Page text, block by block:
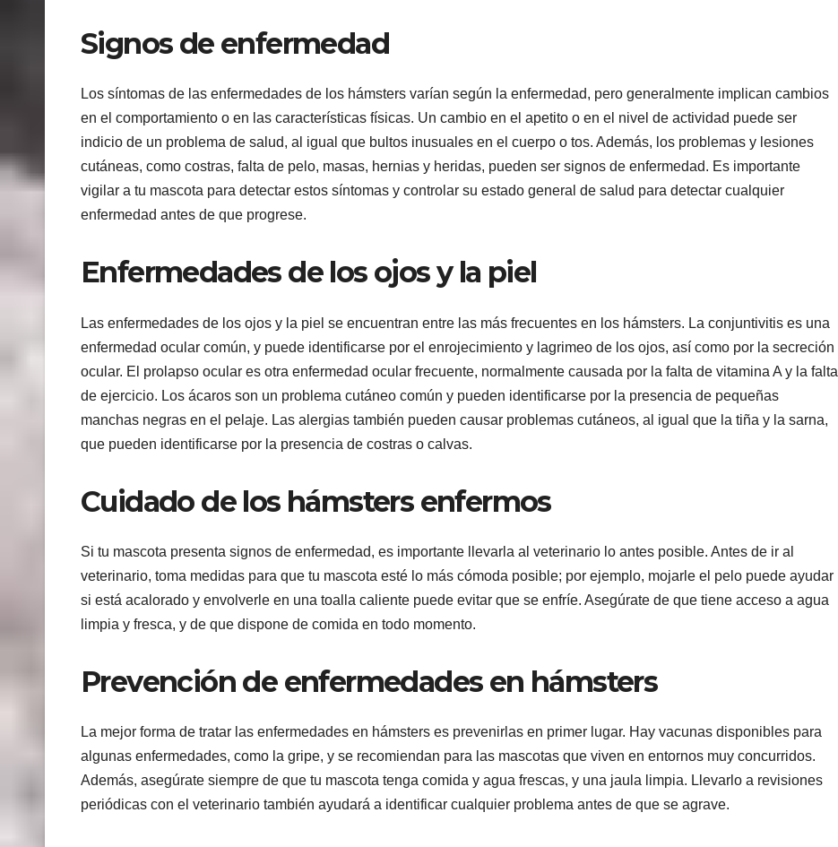
Signos de enfermedad
Los síntomas de las enfermedades de los hámsters varían según la enfermedad, pero generalmente implican cambios
en el comportamiento o en las características físicas. Un cambio en el apetito o en el nivel de actividad puede ser
indicio de un problema de salud, al igual que bultos inusuales en el cuerpo o tos. Además, los problemas y lesiones
cutáneas, como costras, falta de pelo, masas, hernias y heridas, pueden ser signos de enfermedad. Es importante
vigilar a tu mascota para detectar estos síntomas y controlar su estado general de salud para detectar cualquier
enfermedad antes de que progrese.
Enfermedades de los ojos y la piel
Las enfermedades de los ojos y la piel se encuentran entre las más frecuentes en los hámsters. La conjuntivitis es una
enfermedad ocular común, y puede identificarse por el enrojecimiento y lagrimeo de los ojos, así como por la secreción
ocular. El prolapso ocular es otra enfermedad ocular frecuente, normalmente causada por la falta de vitamina A y la falta
de ejercicio. Los ácaros son un problema cutáneo común y pueden identificarse por la presencia de pequeñas
manchas negras en el pelaje. Las alergias también pueden causar problemas cutáneos, al igual que la tiña y la sarna,
que pueden identificarse por la presencia de costras o calvas.
Cuidado de los hámsters enfermos
Si tu mascota presenta signos de enfermedad, es importante llevarla al veterinario lo antes posible. Antes de ir al
veterinario, toma medidas para que tu mascota esté lo más cómoda posible; por ejemplo, mojarle el pelo puede ayudar
si está acalorado y envolverle en una toalla caliente puede evitar que se enfríe. Asegúrate de que tiene acceso a agua
limpia y fresca, y de que dispone de comida en todo momento.
Prevención de enfermedades en hámsters
La mejor forma de tratar las enfermedades en hámsters es prevenirlas en primer lugar. Hay vacunas disponibles para
algunas enfermedades, como la gripe, y se recomiendan para las mascotas que viven en entornos muy concurridos.
Además, asegúrate siempre de que tu mascota tenga comida y agua frescas, y una jaula limpia. Llevarlo a revisiones
periódicas con el veterinario también ayudará a identificar cualquier problema antes de que se agrave.